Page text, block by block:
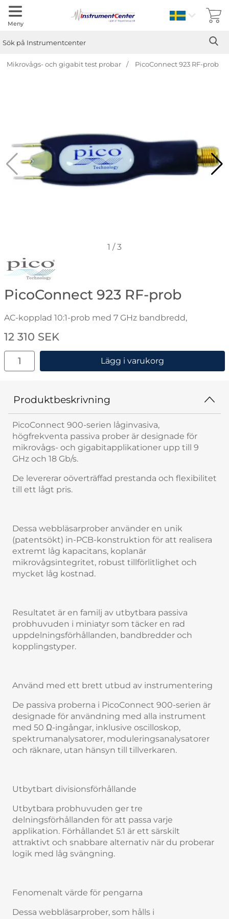
Meny Sverige
Mikrovågs- och gigabit test probar PicoConnect 923 RF-prob
1 /3
Gå till varumärkessidan för Pico
PicoConnect 923 RF-prob
AC-kopplad 10:1-prob med 7 GHz bandbredd,
Handla denna produkt PicoConnect 923 RF-prob
pris
12 310 SEK
antal
Lägg i varukorg
Produktbeskrivning
PicoConnect 900-serien låginvasiva,
högfrekventa passiva prober är designade för
mikrovågs- och gigabitapplikationer upp till 9
GHz och 18 Gb/s.
De levererar oöverträffad prestanda och flexibilitet
till ett lågt pris.
Dessa webbläsarprober använder en unik
(patentsökt) in-PCB-konstruktion för att realisera
extremt låg kapacitans, koplanär
mikrovågsintegritet, robust tillförlitlighet och
mycket låg kostnad.
Resultatet är en familj av utbytbara passiva
probhuvuden i miniatyr som täcker en rad
uppdelningsförhållanden, bandbredder och
kopplingstyper.
Använd med ett brett utbud av instrumentering
De passiva proberna i PicoConnect 900-serien är
designade för användning med alla instrument
med 50 Ω-ingångar, inklusive oscilloskop,
spektrumanalysatorer, moduleringsanalysatorer
och räknare, utan hänsyn till tillverkaren.
Utbytbart divisionsförhållande
Utbytbara probhuvuden ger tre
delningsförhållanden för att passa varje
applikation. Förhållandet 5:1 är ett särskilt
attraktivt och snabbare alternativ när du proberar
logik med låg svängning.
Fenomenalt värde för pengarna
Dessa webbläsarprober, som hålls i